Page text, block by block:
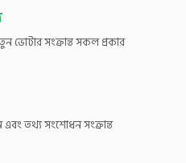
সংক্রান্ত সকল প্রকার
তথ্য সংশোধন সংক্রান্ত